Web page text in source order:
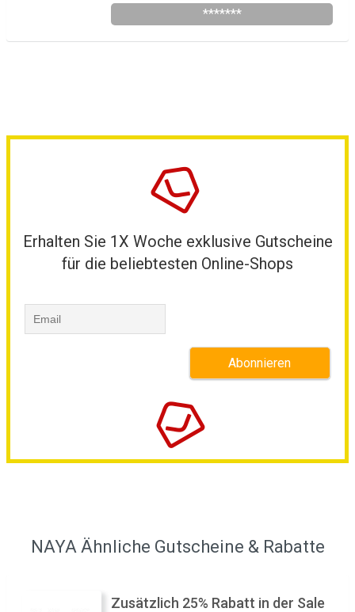
*******
Erhalten Sie 1X Woche exklusive Gutscheine
für die beliebtesten Online-Shops
NAYA Ähnliche Gutscheine & Rabatte
Zusätzlich 25% Rabatt in der Sale